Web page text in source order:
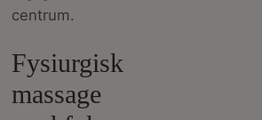
centrum.
Fysiurgisk
massage